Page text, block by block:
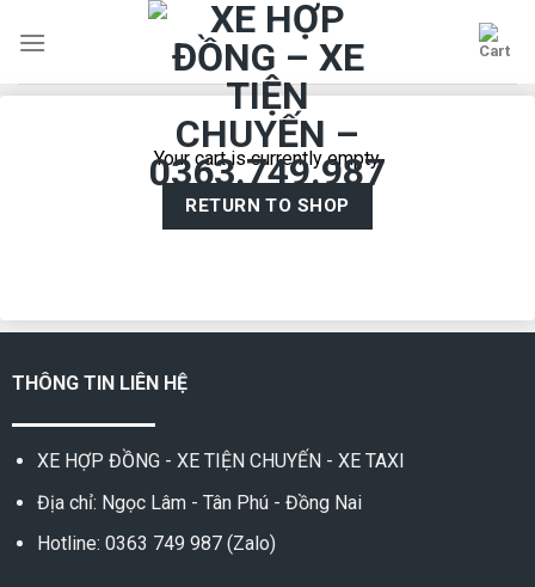
Your cart is currently empty.
RETURN TO SHOP
THÔNG TIN LIÊN HỆ
XE HỢP ĐỒNG - XE TIỆN CHUYẾN - XE TAXI
Địa chỉ: Ngọc Lâm - Tân Phú - Đồng Nai
Hotline: 0363 749 987 (Zalo)